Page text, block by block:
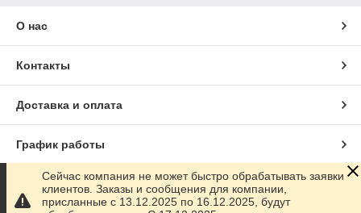
О нас
Контакты
Доставка и оплата
График работы
Полная версия сайта
Сейчас компания не может быстро обрабатывать заявки
клиентов. Заказы и сообщения для компании,
присланные с 13.12.2025 по 16.12.2025, будут